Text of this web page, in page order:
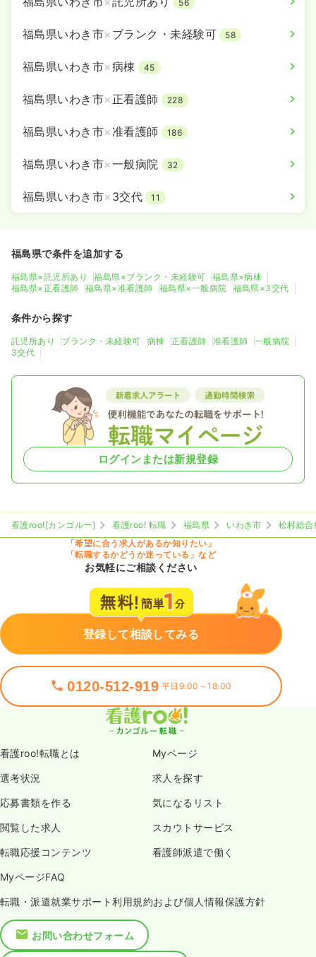
56
福島県いわき市× ブランク・未経験可 58
福島県いわき市×病棟 45
福島県いわき市× 正看護師 228
福島県いわき市×准看護師 186
福島県いわき市×一般病院 32
福島県いわき市× 3交代 11
福島県で条件を追加する
福島県×託児所あり 福島県×ブランク・未経験可
福島県×病棟
福島県×正看護師
福島県×准看護師 福島県×一般病院 福島県×3交代
条件から探す
託児所あり ブランク・未経験可 病棟 正看護師 准看護師
一般病院
3交代
ログインまたは新規登録
看護roo![カンゴルー] 看護roo! 転職 福島県 いわき市
松村総合
「希望に合う求人があるか知りたい」
「転職するかどうか迷っている」など
お気軽にご相談ください
登録して相談してみる
0120-512-919 平日9:00～18:00
看護roo!転職とは Myページ
選考状況 求人を探す
応募書類を作る 気になるリスト
閲覧した求人 スカウトサービス
転職応援コンテンツ 看護師派遣で働く
MyページFAQ
転職・派遣就業サポート利用規約および個人情報保護方針
お問い合わせフォーム